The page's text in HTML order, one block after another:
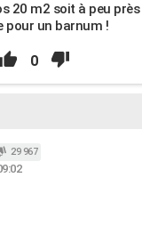
20 m2 soit à peu
pour un barnum !
0
29 967